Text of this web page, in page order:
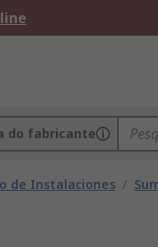
do fabricante
de Instalaciones /